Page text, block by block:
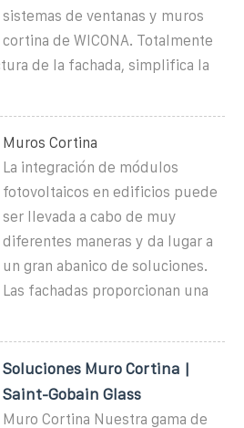
sistemas de ventanas y muros
cortina de WICONA. Totalmente
de la fachada, simplifica la
Muros Cortina
La integración de módulos
fotovoltaicos en edificios puede
ser llevada a cabo de muy
diferentes maneras y da lugar a
un gran abanico de soluciones.
Las fachadas proporcionan una
Soluciones Muro Cortina |
Saint-Gobain Glass
Muro Cortina Nuestra gama de